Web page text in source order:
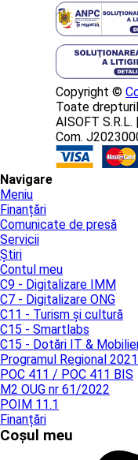
Copyright ©
Toate
AISOFT
Com.
Navigare
Meniu
Finanțări
Comunicate de presă
Servicii
Știri
Contul meu
C9 - Digitalizare IMM
C7 - Digitalizare ONG
C11 - Turism și cultură
C15 - Smartlabs
C15 - Dotări IT &
Programul Regional
POC 411 / POC 411 BIS
M2 OUG nr 61/2022
POIM 11.1
Finanțări
Coșul meu